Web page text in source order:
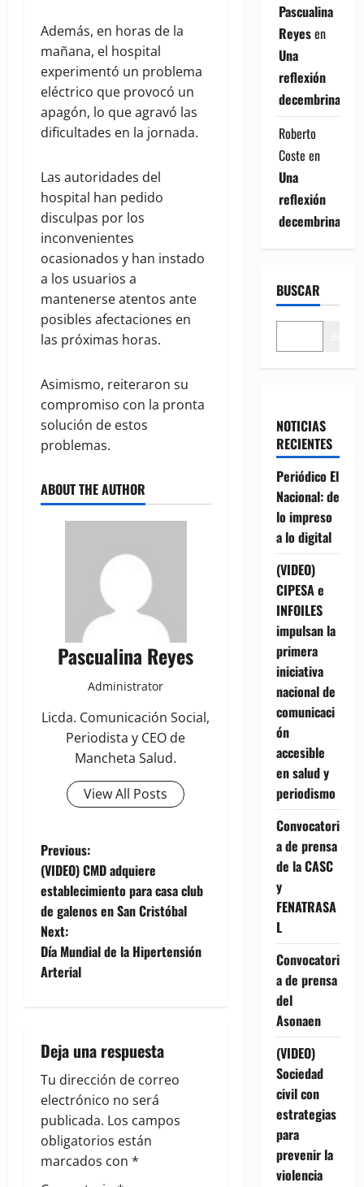
Además, en horas de la
mañana, el hospital
experimentó un problema
eléctrico que provocó un
apagón, lo que agravó las
dificultades en la jornada.
Las autoridades del
hospital han pedido
disculpas por los
inconvenientes
ocasionados y han instado
a los usuarios a
mantenerse atentos ante
posibles afectaciones en
las próximas horas.
Asimismo, reiteraron su
compromiso con la pronta
solución de estos
problemas.
ABOUT THE AUTHOR
Pascualina Reyes
Administrator
Licda. Comunicación Social,
Periodista y CEO de
Mancheta Salud.
View All Posts
P
o
s
t
v
i
g
a
Previous:
(VIDEO) CMD adquiere
establecimiento para casa club
de galenos en San Cristóbal
Next:
Día Mundial de la Hipertensión
Arterial
Deja una respuesta
Tu dirección de correo
electrónico no será
publicada. Los campos
obligatorios están
marcados con *
Pascualina
Reyesen
Una
reflexión
decembrina
Roberto
Coste en
Una
reflexión
decembrina
BUSCAR
NOTICIAS
RECIENTES
Periódico El
Nacional: de
lo impreso
a lo digital
(VIDEO)
CIPESA e
INFOILES
impulsan la
primera
iniciativa
nacional de
comunicaci
ón
accesible
en salud y
periodismo
Convocatori
a de prensa
de la CASC
y
FENATRASA
L
Convocatori
a de prensa
del
Asonaen
(VIDEO)
Sociedad
civil con
estrategias
para
prevenir la
violencia